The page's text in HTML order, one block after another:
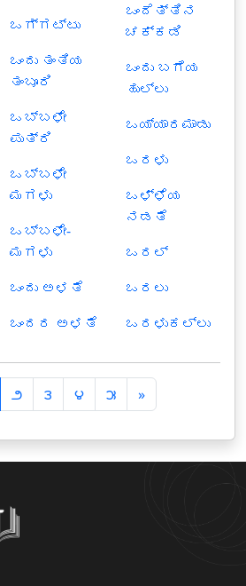
ಒಗ್ಗಟ್ಟು
ಒಂದು ತಂತಿಯ
ತಂಬೂರಿ
ಒಬ್ಬಳೇ
ಪುತ್ರಿ
ಒಬ್ಬಳೇ
ಮಗಳು
ಒಬ್ಬಳೇ-
ಮಗಳು
ಒಂದು ಅಳತೆ
ಒಂದರ ಅಳತೆ
ಒಂದೆತ್ತಿನ
ಚಕ್ಕಡಿ
ಒಂದು ಬಗೆಯ
ಹುಲ್ಲು
ಒಯ್ಯಾರಮಾಡು
ಒರಳು
ಒಳ್ಳೆಯ
ನಡತೆ
ಒರಲ್
ಒರಲು
ಒರಳುಕಲ್ಲು
౨ ౩ ౪ ౫ »अ
ग
ला